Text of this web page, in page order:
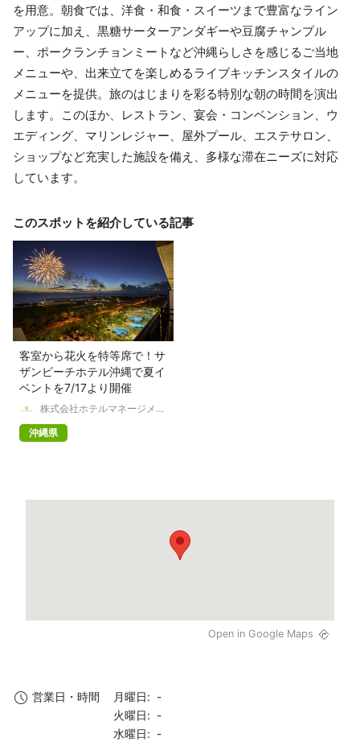
を用意。朝食では、洋食・和食・スイーツまで豊富なライン
アップに加え、黒糖サーターアンダギーや豆腐チャンプル
ー、ポークランチョンミートなど沖縄らしさを感じるご当地
メニューや、出来立てを楽しめるライブキッチンスタイルの
メニューを提供。旅のはじまりを彩る特別な朝の時間を演出
します。このほか、レストラン、宴会・コンベンション、ウ
エディング、マリンレジャー、屋外プール、エステサロン、
ショップなど充実した施設を備え、多様な滞在ニーズに対応
しています。
このスポットを紹介している記事
客室から花火を特等席で！サ
ザンビーチホテル沖縄で夏イ
ベントを7/17より開催
株式会社ホテルマネージメン
沖縄県
Open in Google Maps
営業日・時間
月曜日: -
火曜日: -
水曜日: -